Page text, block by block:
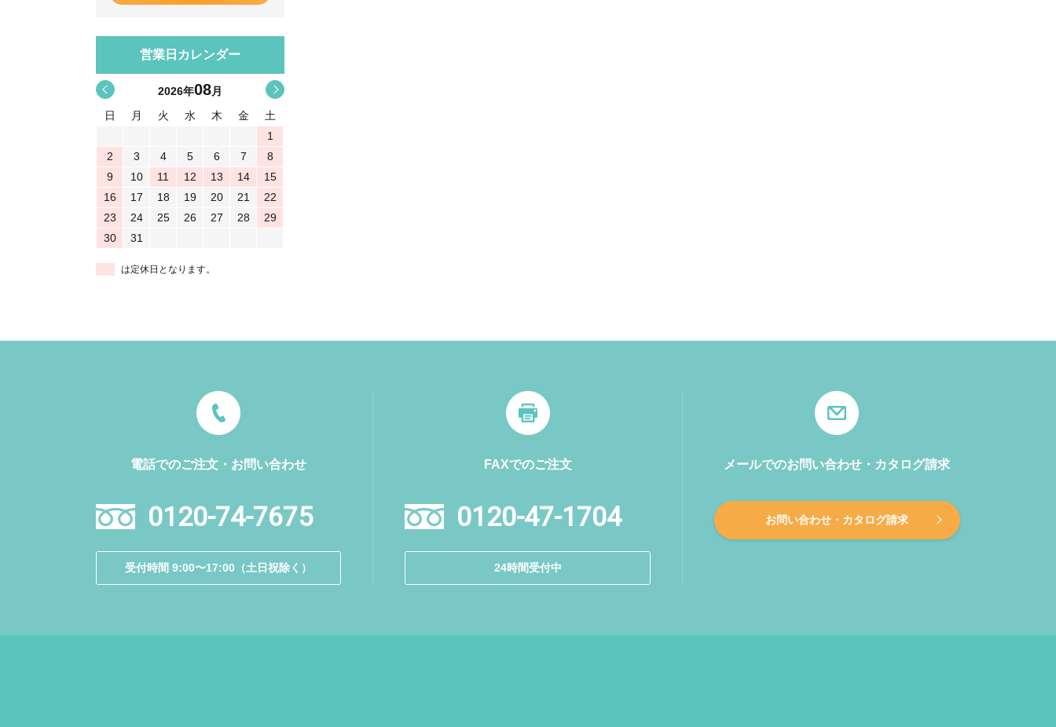
営業日カレンダー
< >
2026年08月
日
月 火 水 木 金
土
1
2
3 4 5 6 7
8
9
10 11 12 13 14
15
16
17 18 19 20 21
22
23
24 25 26 27 28
29
30
31
は定休日となります。
電話でのご注文・お問い合わせ
0120-74-7675
受付時間 9:00〜17:00（土日祝除く）
FAXでのご注文
0120-47-1704
24時間受付中
メールでのお問い合わせ・カタログ請求
お問い合わせ・カタログ請求